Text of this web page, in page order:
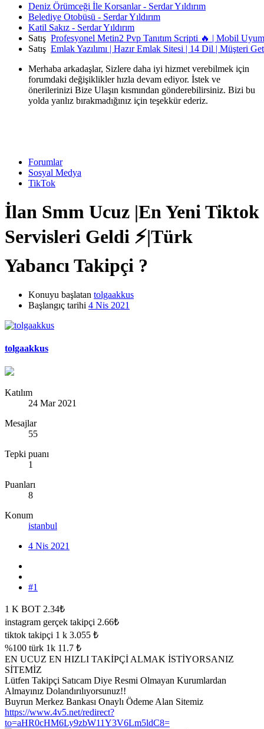
Deniz Örümceği İle Korsanlar - Serdar Yıldırım
Belediye Otobüsü - Serdar Yıldırım
Katil Sakız - Serdar Yıldırım
Satış Profesyonel Metin2 Pvp Tanıtım Scripti 🔥 | Mobil
Satış Emlak Yazılımı | Hazır Emlak Sitesi | 14 Dil | Müşteri
Merhaba arkadaşlar, Sizlere daha iyi hizmet verebilmek için
forumdaki değişiklikler hızla devam ediyor. İstek ve
önerilerinizi Bize Ulaşın kısmından gönderebilirsiniz. Bizi bu
yolda yanlız bırakmadığınız için teşekkür ederiz.
Forumlar
Sosyal Medya
TikTok
İlan Smm Ucuz |En Yeni Tiktok
Servisleri Geldi ⚡|Türk
Yabancı Takipçi ?
Konuyu başlatan tolgaakkus
Başlangıç tarihi 4 Nis 2021
tolgaakkus
Katılım
24 Mar 2021
Mesajlar
55
Tepki puanı
1
Puanları
8
Konum
istanbul
4 Nis 2021
#1
1 K BOT 2.34₺
instagram gerçek takipçi 2.66₺
tiktok takipçi 1 k 3.055 ₺
%100 türk 1k 11.7 ₺
EN UCUZ EN HIZLI TAKİPÇİ ALMAK İSTİYORSANIZ
SİTEMİZ
Lütfen Takipçi Satıcam Diye Resmi Olmayan Kurumlardan
Almayınız Dolandırılıyorsunuz!!
Buyrun Merkez Bankası Onaylı Ödeme Alan Sitemiz
https://www.4v5.net/redirect?
to=aHR0cHM6Ly9zbW11Y3V6Lm5ldC8=